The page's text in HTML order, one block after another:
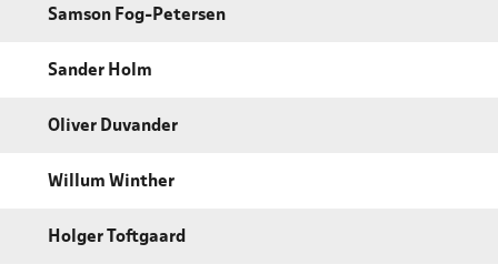
Samson Fog-Petersen
Sander Holm
Oliver Duvander
Willum Winther
Holger Toftgaard